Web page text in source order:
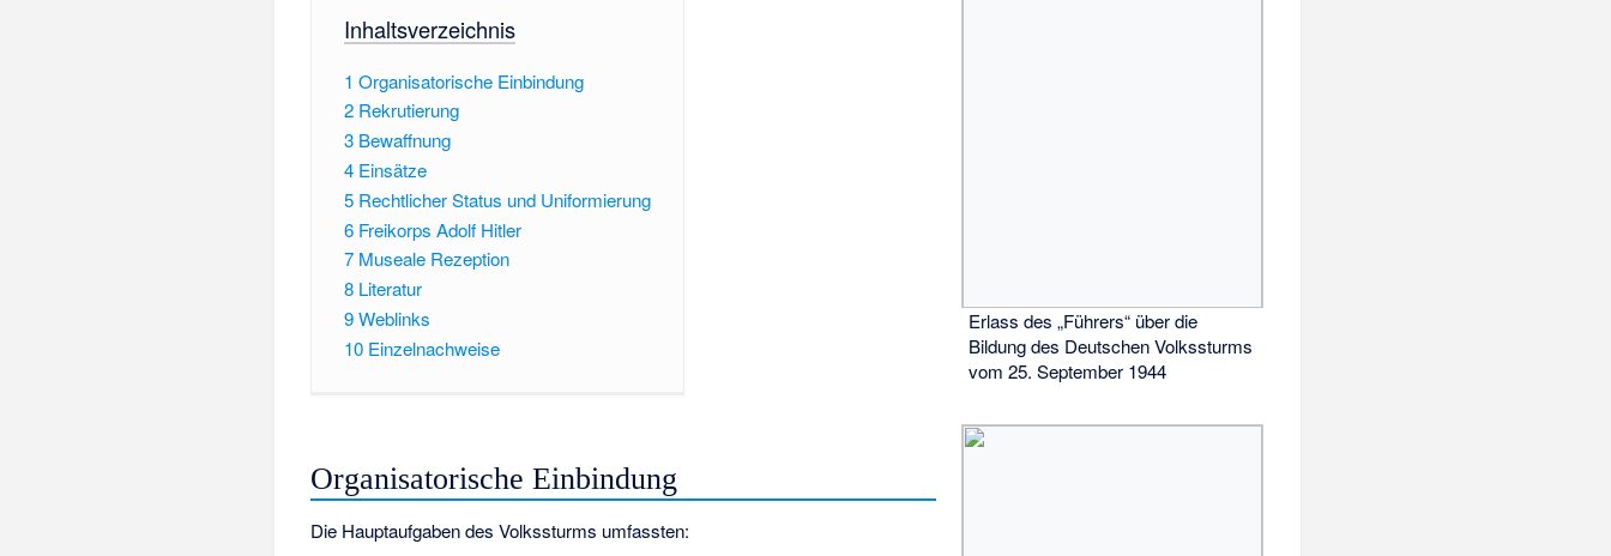
Erlass des „Führers“ über die
Bildung des Deutschen Volkssturms
vom 25. September 1944
Inhaltsverzeichnis
1 Organisatorische Einbindung
2 Rekrutierung
3 Bewaffnung
4 Einsätze
5 Rechtlicher Status und Uniformierung
6 Freikorps Adolf Hitler
7 Museale Rezeption
8 Literatur
9Weblinks
10 Einzelnachweise
Organisatorische Einbindung
Die Hauptaufgaben des Volkssturms umfassten: